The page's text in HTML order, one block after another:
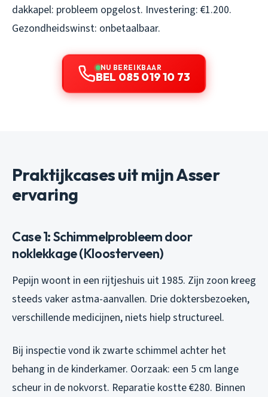
dakkapel: probleem opgelost. Investering: €1.200.
Gezondheidswinst: onbetaalbaar.
NU BEREIKBAAR
BEL 085 019 10 73
Praktijkcases uit mijn Asser
ervaring
Case 1: Schimmelprobleem door
noklekkage (Kloosterveen)
Pepijn woont in een rijtjeshuis uit 1985. Zijn zoon kreeg
steeds vaker astma-aanvallen. Drie doktersbezoeken,
verschillende medicijnen, niets hielp structureel.
Bij inspectie vond ik zwarte schimmel achter het
behang in de kinderkamer. Oorzaak: een 5 cm lange
scheur in de nokvorst. Reparatie kostte €280. Binnen